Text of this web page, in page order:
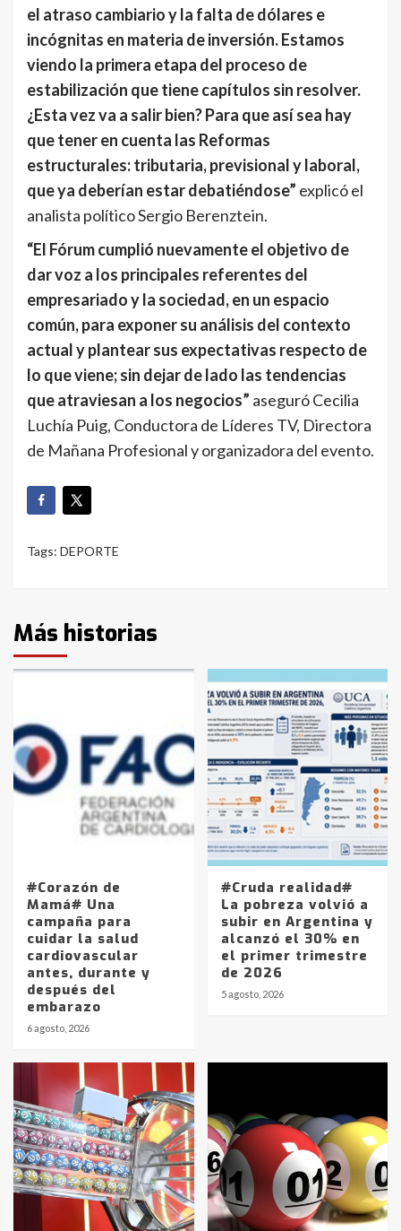
el atraso cambiario y la falta de dólares e
incógnitas en materia de inversión. Estamos
viendo la primera etapa del proceso de
estabilización que tiene capítulos sin resolver.
¿Esta vez va a salir bien? Para que así sea hay
que tener en cuenta las Reformas
estructurales: tributaria, previsional y laboral,
que ya deberían estar debatiéndose” explicó el
analista político Sergio Berenztein.
“El Fórum cumplió nuevamente el objetivo de
dar voz a los principales referentes del
empresariado y la sociedad, en un espacio
común, para exponer su análisis del contexto
actual y plantear sus expectativas respecto de
lo que viene; sin dejar de lado las tendencias
que atraviesan a los negocios” aseguró Cecilia
Luchía Puig, Conductora de Líderes TV, Directora
de Mañana Profesional y organizadora del evento.
Tags: DEPORTE
Más historias
#Corazón de
Mamá# Una
campaña para
cuidar la salud
cardiovascular
antes, durante y
después del
embarazo
6 agosto, 2026
#Cruda realidad#
La pobreza volvió a
subir en Argentina y
alcanzó el 30% en
el primer trimestre
de 2026
5 agosto, 2026